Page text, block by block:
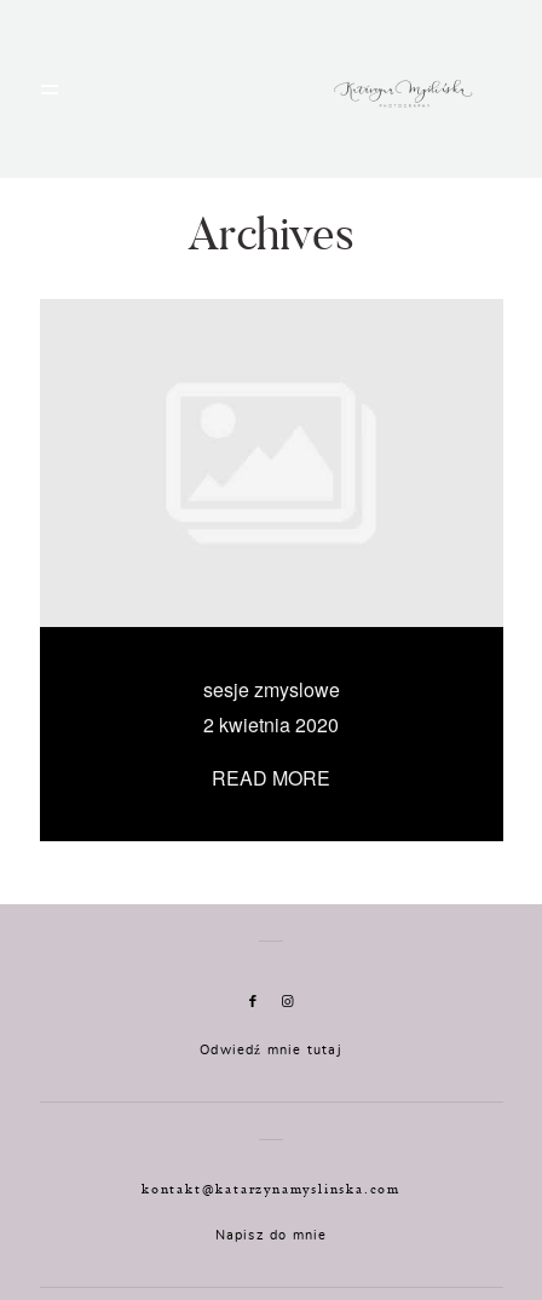
Archives
sesje zmyslowe
2 kwietnia 2020
READ MORE
PORTFOLIO
UMÓW SIĘ ZE MNĄ →
Odwiedź mnie tutaj
kontakt@katarzynamyslinska.com
Napisz do mnie